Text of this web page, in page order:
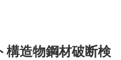
構造物鋼材破断検